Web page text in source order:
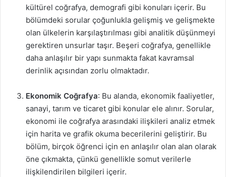
kültürel coğrafya, demografi gibi konuları içerir. Bu
bölümdeki sorular çoğunlukla gelişmiş ve gelişmekte
olan ülkelerin karşılaştırılması gibi analitik düşünmeyi
gerektiren unsurlar taşır. Beşeri coğrafya, genellikle
daha anlaşılır bir yapı sunmakta fakat kavramsal
derinlik açısından zorlu olmaktadır.
Ekonomik Coğrafya: Bu alanda, ekonomik faaliyetler,
sanayi, tarım ve ticaret gibi konular ele alınır. Sorular,
ekonomi ile coğrafya arasındaki ilişkileri analiz etmek
için harita ve grafik okuma becerilerini geliştirir. Bu
bölüm, birçok öğrenci için en anlaşılır olan alan olarak
öne çıkmakta, çünkü genellikle somut verilerle
ilişkilendirilen bilgileri içerir.